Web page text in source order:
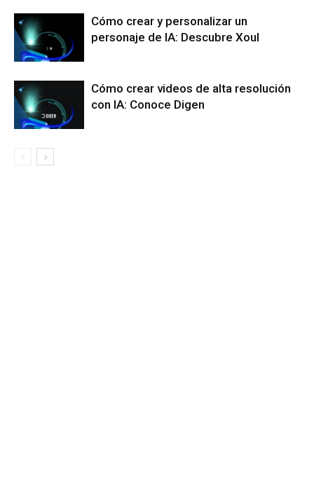
Cómo crear y personalizar un
personaje de IA: Descubre Xoul
Cómo crear videos de alta resolución
con IA: Conoce Digen